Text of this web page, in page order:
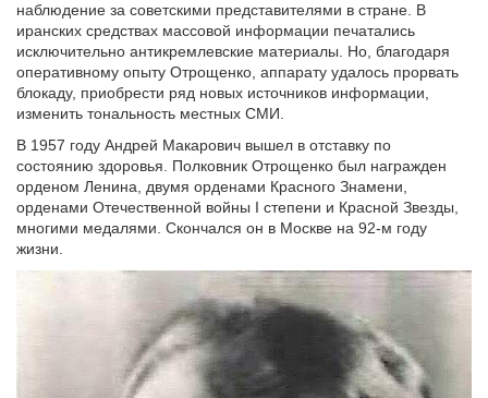
наблюдение за советскими представителями в стране. В
иранских средствах массовой информации печатались
исключительно антикремлевские материалы. Но, благодаря
оперативному опыту Отрощенко, аппарату удалось прорвать
блокаду, приобрести ряд новых источников информации,
изменить тональность местных СМИ.
В 1957 году Андрей Макарович вышел в отставку по
состоянию здоровья. Полковник Отрощенко был награжден
орденом Ленина, двумя орденами Красного Знамени,
орденами Отечественной войны I степени и Красной Звезды,
многими медалями. Скончался он в Москве на 92-м году
жизни.